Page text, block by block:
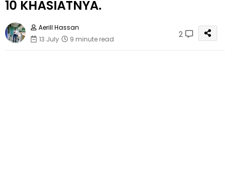
10 KHASIATNYA.
Aerill Hassan
13 July
9 minute read 2